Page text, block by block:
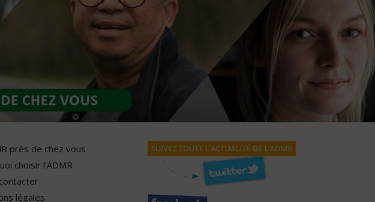
près de chez vous
choisir l'ADMR
légales